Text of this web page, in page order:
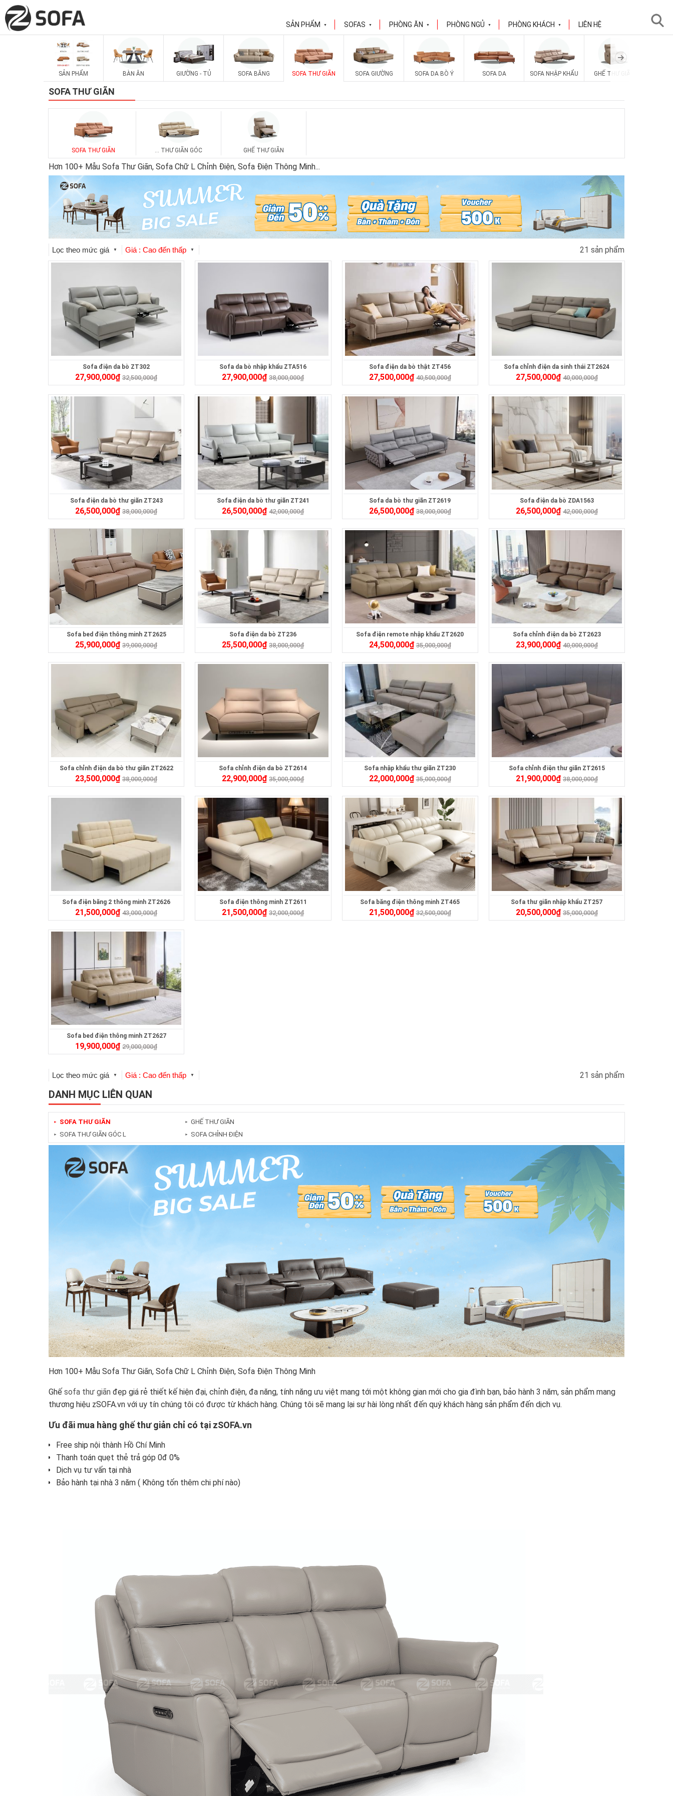
SẢN PHẨM ▼ SOFAS ▼ PHÒNG ĂN ▼ PHÒNG NGỦ ▼ PHÒNG KHÁCH ▼ LIÊN HỆ
SẢN PHẨM BÀN ĂN GIƯỜNG - TỦ SOFA BĂNG SOFA THƯ GIÃN SOFA GIƯỜNG SOFA DA BÒ Ý SOFA DA SOFA NHẬP KHẨU GHẾ THƯ GIÃN
SOFA THƯ GIÃN
SOFA THƯ GIÃN ... THƯ GIÃN GÓC GHẾ THƯ GIÃN
Hơn 100+ Mẫu Sofa Thư Giãn, Sofa Chữ L Chỉnh Điện, Sofa Điện Thông Minh...
Lọc theo mức giá ▼ Giá : Cao đến thấp ▼ 21 sản phẩm
Sofa điện da bò ZT302
27,900,000₫ 32,500,000₫
Sofa da bò nhập khẩu ZTA516
27,900,000₫ 38,000,000₫
Sofa điện da bò thật ZT456
27,500,000₫ 40,500,000₫
Sofa chỉnh điện da sinh thái ZT2624
27,500,000₫ 40,000,000₫
Sofa điện da bò thư giãn ZT243
26,500,000₫ 38,000,000₫
Sofa điện da bò thư giãn ZT241
26,500,000₫ 42,000,000₫
Sofa da bò thư giãn ZT2619
26,500,000₫ 38,000,000₫
Sofa điện da bò ZDA1563
26,500,000₫ 42,000,000₫
Sofa bed điện thông minh ZT2625
25,900,000₫ 39,000,000₫
Sofa điện da bò ZT236
25,500,000₫ 38,000,000₫
Sofa điện remote nhập khẩu ZT2620
24,500,000₫ 35,000,000₫
Sofa chỉnh điện da bò ZT2623
23,900,000₫ 40,000,000₫
Sofa chỉnh điện da bò thư giãn ZT2622
23,500,000₫ 38,000,000₫
Sofa chỉnh điện da bò ZT2614
22,900,000₫ 35,000,000₫
Sofa nhập khẩu thư giãn ZT230
22,000,000₫ 35,000,000₫
Sofa chỉnh điện thư giãn ZT2615
21,900,000₫ 38,000,000₫
Sofa điện băng 2 thông minh ZT2626
21,500,000₫ 43,000,000₫
Sofa điện thông minh ZT2611
21,500,000₫ 32,000,000₫
Sofa băng điện thông minh ZT465
21,500,000₫ 32,500,000₫
Sofa thư giãn nhập khẩu ZT257
20,500,000₫ 35,000,000₫
Sofa bed điện thông minh ZT2627
19,900,000₫ 29,000,000₫
Lọc theo mức giá ▼ Giá : Cao đến thấp ▼ 21 sản phẩm
DANH MỤC LIÊN QUAN
► SOFA THƯ GIÃN
► SOFA THƯ GIÃN GÓC L
► GHẾ THƯ GIÃN
► SOFA CHỈNH ĐIỆN
Hơn 100+ Mẫu Sofa Thư Giãn, Sofa Chữ L Chỉnh Điện, Sofa Điện Thông Minh
Ghế sofa thư giãn đẹp giá rẻ thiết kế hiện đại, chỉnh điện, đa năng, tính năng ưu việt mang tới một không gian mới cho gia đình bạn, bảo hành 3 năm, sản phẩm mang
thương hiệu zSOFA.vn với uy tín chúng tôi có được từ khách hàng. Chúng tôi sẽ mang lại sự hài lòng nhất đến quý khách hàng sản phẩm đến dịch vụ.
Ưu đãi mua hàng ghế thư giản chỉ có tại zSOFA.vn
Free ship nội thành Hồ Chí Minh
Thanh toán quẹt thẻ trả góp 0đ 0%
Dịch vụ tư vấn tại nhà
Bảo hành tại nhà 3 năm ( Không tốn thêm chi phí nào)